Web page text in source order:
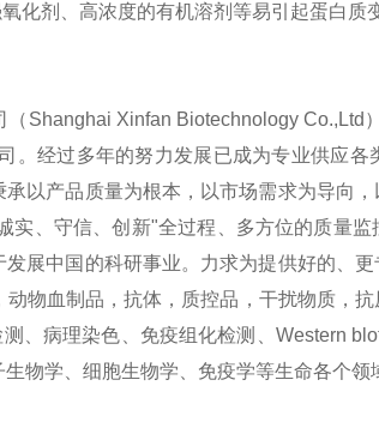
化剂、高浓度的有机溶剂等易引起蛋白质
（Shanghai Xinfan Biotechnology
。经过多年的努力发展已成为专业供应
以产品质量为根本，以市场需求为导向
实、守信、创新"全过程、多方位的质量
展中国的科研事业。力求为提供好的、
物血制品，抗体，质控品，干扰物质，
、病理染色、免疫组化检测、Western
物学、细胞生物学、免疫学等生命各个领